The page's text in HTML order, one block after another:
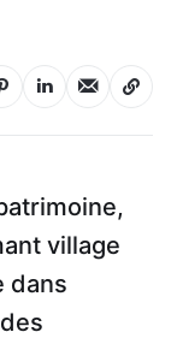
village
dans